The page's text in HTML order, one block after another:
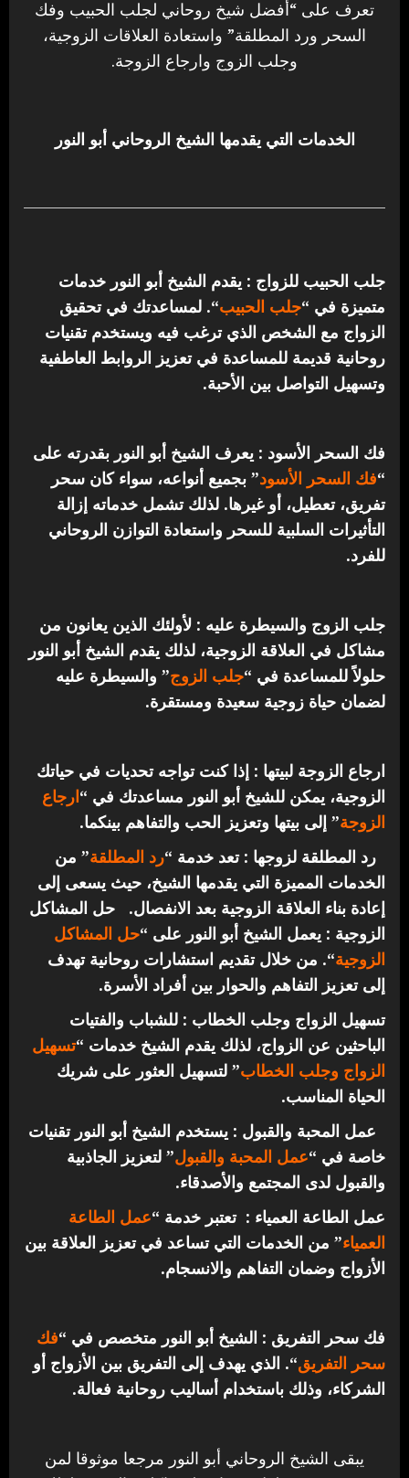
تعرف على “أفضل شيخ روحاني لجلب الحبيب وفك
السحر ورد المطلقة” واستعادة العلاقات الزوجية،
وجلب الزوج وارجاع الزوجة.
الخدمات التي يقدمها الشيخ الروحاني أبو النور
جلب الحبيب للزواج : يقدم الشيخ أبو النور خدمات
متميزة في “جلب الحبيب“. لمساعدتك في تحقيق
الزواج مع الشخص الذي ترغب فيه ويستخدم تقنيات
روحانية قديمة للمساعدة في تعزيز الروابط العاطفية
وتسهيل التواصل بين الأحبة.
فك السحر الأسود : يعرف الشيخ أبو النور بقدرته على
“فك السحر الأسود” بجميع أنواعه، سواء كان سحر
تفريق، تعطيل، أو غيرها. لذلك تشمل خدماته إزالة
التأثيرات السلبية للسحر واستعادة التوازن الروحاني
للفرد.
جلب الزوج والسيطرة عليه : لأولئك الذين يعانون من
مشاكل في العلاقة الزوجية، لذلك يقدم الشيخ أبو النور
حلولاً للمساعدة في “جلب الزوج” والسيطرة عليه
لضمان حياة زوجية سعيدة ومستقرة.
ارجاع الزوجة لبيتها : إذا كنت تواجه تحديات في حياتك
الزوجية، يمكن للشيخ أبو النور مساعدتك في “ارجاع
الزوجة” إلى بيتها وتعزيز الحب والتفاهم بينكما.
رد المطلقة لزوجها : تعد خدمة “رد المطلقة” من
الخدمات المميزة التي يقدمها الشيخ، حيث يسعى إلى
إعادة بناء العلاقة الزوجية بعد الانفصال.
حل المشاكل
الزوجية : يعمل الشيخ أبو النور على “حل المشاكل
الزوجية“. من خلال تقديم استشارات روحانية تهدف
إلى تعزيز التفاهم والحوار بين أفراد الأسرة.
تسهيل الزواج وجلب الخطاب : للشباب والفتيات
الباحثين عن الزواج، لذلك يقدم الشيخ خدمات “تسهيل
الزواج وجلب الخطاب” لتسهيل العثور على شريك
الحياة المناسب.
عمل المحبة والقبول : يستخدم الشيخ أبو النور تقنيات
خاصة في “عمل المحبة والقبول” لتعزيز الجاذبية
والقبول لدى المجتمع والأصدقاء.
عمل الطاعة العمياء : تعتبر خدمة “عمل الطاعة
العمياء” من الخدمات التي تساعد في تعزيز العلاقة بين
الأزواج وضمان التفاهم والانسجام.
فك سحر التفريق : الشيخ أبو النور متخصص في “فك
سحر التفريق“. الذي يهدف إلى التفريق بين الأزواج أو
الشركاء، وذلك باستخدام أساليب روحانية فعالة.
يبقى الشيخ الروحاني أبو النور مرجعا موثوقا لمن